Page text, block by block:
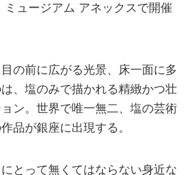
ミュージアム アネックスで開催
の前に広がる光景、床一面に多
、塩のみで描かれる精緻かつ壮
ン。世界で唯一無二、塩の芸術
品が銀座に出現する。
とって無くてはならない身近な